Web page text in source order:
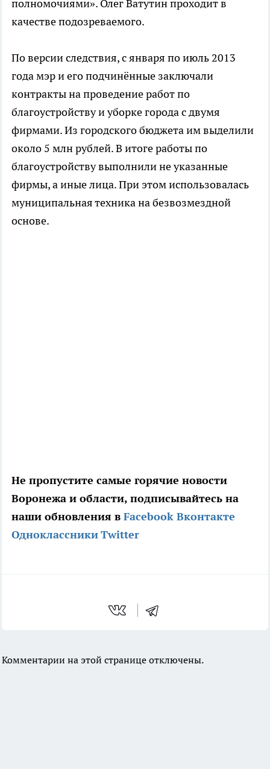
полномочиями». Олег Ватутин проходит в
качестве подозреваемого.
По версии следствия, с января по июль 2013
года мэр и его подчинённые заключали
контракты на проведение работ по
благоустройству и уборке города с двумя
фирмами. Из городского бюджета им выделили
около 5 млн рублей. В итоге работы по
благоустройству выполнили не указанные
фирмы, а иные лица. При этом использовалась
муниципальная техника на безвозмездной
основе.
Не пропустите самые горячие новости
Воронежа и области, подписывайтесь на
наши обновления в Facebook Вконтакте
ОдноклассникиTwitter
Комментарии на этой странице отключены.